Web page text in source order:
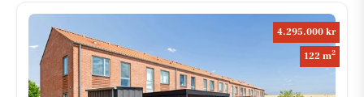
4.295.000 kr
122 m2